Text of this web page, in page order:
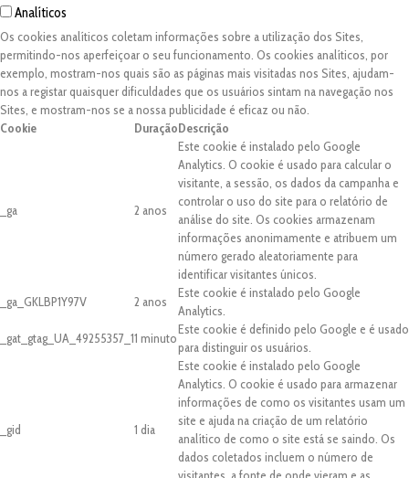
Analíticos
Os cookies analíticos coletam informações sobre a utilização dos Sites,
permitindo-nos aperfeiçoar o seu funcionamento. Os cookies analíticos, por
exemplo, mostram-nos quais são as páginas mais visitadas nos Sites, ajudam-
nos a registar quaisquer dificuldades que os usuários sintam na navegação nos
Sites, e mostram-nos se a nossa publicidade é eficaz ou não.
Cookie
DuraçãoDescrição
_ga 2 anos
Este cookie é instalado pelo Google
Analytics. O cookie é usado para calcular o
visitante, a sessão, os dados da campanha e
controlar o uso do site para o relatório de
análise do site. Os cookies armazenam
informações anonimamente e atribuem um
número gerado aleatoriamente para
identificar visitantes únicos.
_ga_GKLBP1Y97V
2 anos
Este cookie é instalado pelo Google
Analytics.
_gat_gtag_UA_49255357_11 minuto
Este cookie é definido pelo Google e é usado
para distinguir os usuários.
_gid 1 dia
Este cookie é instalado pelo Google
Analytics. O cookie é usado para armazenar
informações de como os visitantes usam um
site e ajuda na criação de um relatório
analítico de como o site está se saindo. Os
dados coletados incluem o número de